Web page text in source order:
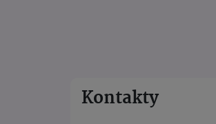
Kontakty